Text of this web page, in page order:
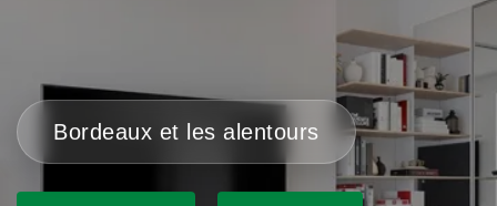
Bordeaux et les alentours